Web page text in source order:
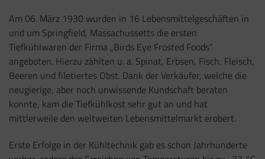
Am 06. März 1930 wurden in 16 Lebensmittelgeschäften in
und um Springfield, Massachussetts die ersten
Tiefkühlwaren der Firma „Birds Eye Frosted Foods“
angeboten. Hierzu zählten u. a. Spinat, Erbsen, Fisch, Fleisch,
Beeren und filetiertes Obst. Dank der Verkäufer, welche die
neugierige, aber noch unwissende Kundschaft beraten
konnte, kam die Tiefkühlkost sehr gut an und hat
mittlerweile den weltweiten Lebensmittelmarkt erobert.
Erste Erfolge in der Kühltechnik gab es schon Jahrhunderte